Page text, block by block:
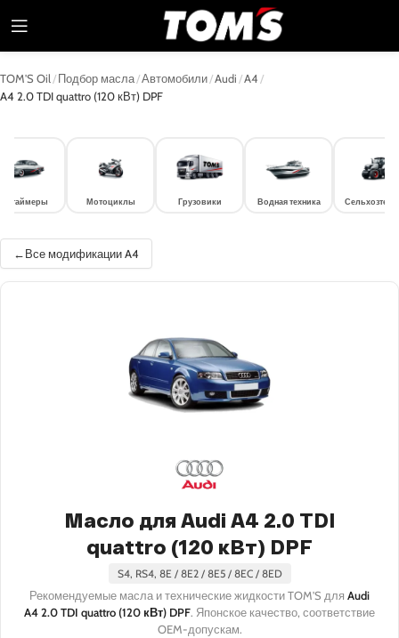
TOM'S Oil /Подбор масла/Автомобили/Audi /A4 /
A4 2.0 TDI quattro (120 кВт) DPF
Мотоциклы Грузовики Водная техника
Все модификации A4
Масло для Audi A4 2.0 TDI
quattro (120 кВт) DPF
S4, RS4, 8E / 8E2 / 8E5 / 8EC / 8ED
Рекомендуемые масла и технические жидкости TOM'S для Audi
A4 2.0 TDI quattro (120 кВт) DPF. Японское качество, соответствие
OEM-допускам.